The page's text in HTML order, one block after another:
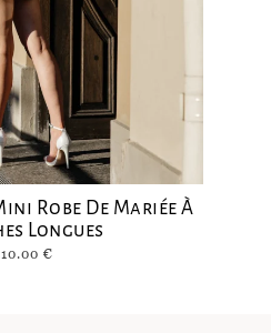
Robe De Mariée À
Longues
€